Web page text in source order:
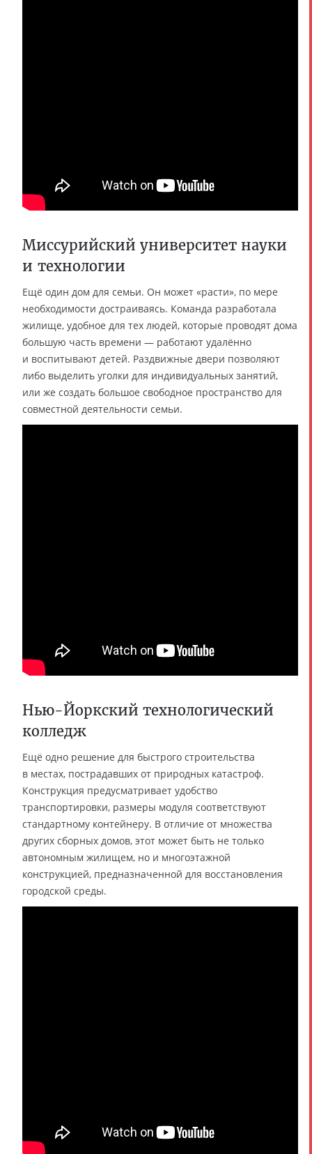
Миссурийский университет науки
и технологии
Ещё один дом для семьи. Он может «расти», по мере
необходимости достраиваясь. Команда разработала
жилище, удобное для тех людей, которые проводят дома
большую часть времени — работают удалённо
и воспитывают детей. Раздвижные двери позволяют
либо выделить уголки для индивидуальных занятий,
или же создать большое свободное пространство для
совместной деятельности семьи.
Нью-Йоркский технологический
колледж
Ещё одно решение для быстрого строительства
в местах, пострадавших от природных катастроф.
Конструкция предусматривает удобство
транспортировки, размеры модуля соответствуют
стандартному контейнеру. В отличие от множества
других сборных домов, этот может быть не только
автономным жилищем, но и многоэтажной
конструкцией, предназначенной для восстановления
городской среды.